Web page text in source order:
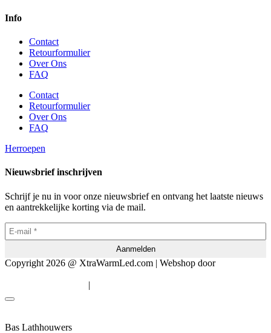
Info
Contact
Retourformulier
Over Ons
FAQ
Contact
Retourformulier
Over Ons
FAQ
Herroepen
Nieuwsbrief inschrijven
Schrijf je nu in voor onze nieuwsbrief en ontvang het laatste nieuws
en aantrekkelijke korting via de mail.
Copyright 2026 @ XtraWarmLed.com | Webshop door
|
Bas Lathhouwers